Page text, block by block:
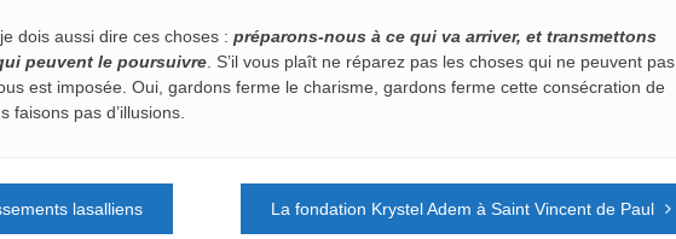
dois aussi dire ces choses : préparons-nous à ce qui va arriver, et transmettons
peuvent le poursuivre . S’il vous plaît ne réparez pas les choses qui ne peuvent pas
est imposée. Oui, gardons ferme le charisme, gardons ferme cette consécration de
faisons pas d’illusions.
lasalliens La fondation Krystel Adem à Saint Vincent de Paul